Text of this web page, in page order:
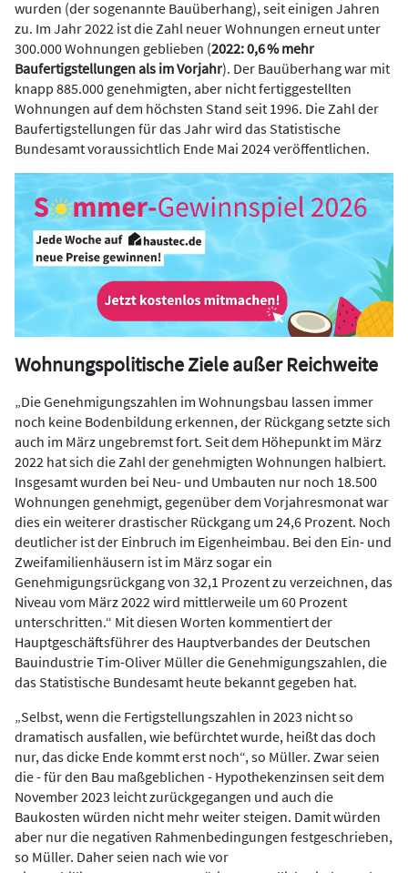
wurden (der sogenannte Bauüberhang), seit einigen Jahren
zu. Im Jahr 2022 ist die Zahl neuer Wohnungen erneut unter
300.000 Wohnungen geblieben (2022: 0,6 % mehr
Baufertigstellungen als im Vorjahr). Der Bauüberhang war mit
knapp 885.000 genehmigten, aber nicht fertiggestellten
Wohnungen auf dem höchsten Stand seit 1996. Die Zahl der
Baufertigstellungen für das Jahr wird das Statistische
Bundesamt voraussichtlich Ende Mai 2024 veröffentlichen.
Wohnungspolitische Ziele außer Reichweite
„Die Genehmigungszahlen im Wohnungsbau lassen immer
noch keine Bodenbildung erkennen, der Rückgang setzte sich
auch im März ungebremst fort. Seit dem Höhepunkt im März
2022 hat sich die Zahl der genehmigten Wohnungen halbiert.
Insgesamt wurden bei Neu- und Umbauten nur noch 18.500
Wohnungen genehmigt, gegenüber dem Vorjahresmonat war
dies ein weiterer drastischer Rückgang um 24,6 Prozent. Noch
deutlicher ist der Einbruch im Eigenheimbau. Bei den Ein- und
Zweifamilienhäusern ist im März sogar ein
Genehmigungsrückgang von 32,1 Prozent zu verzeichnen, das
Niveau vom März 2022 wird mittlerweile um 60 Prozent
unterschritten.“ Mit diesen Worten kommentiert der
Hauptgeschäftsführer des Hauptverbandes der Deutschen
Bauindustrie Tim-Oliver Müller die Genehmigungszahlen, die
das Statistische Bundesamt heute bekannt gegeben hat.
„Selbst, wenn die Fertigstellungszahlen in 2023 nicht so
dramatisch ausfallen, wie befürchtet wurde, heißt das doch
nur, das dicke Ende kommt erst noch“, so Müller. Zwar seien
die - für den Bau maßgeblichen - Hypothekenzinsen seit dem
November 2023 leicht zurückgegangen und auch die
Baukosten würden nicht mehr weiter steigen. Damit würden
aber nur die negativen Rahmenbedingungen festgeschrieben,
so Müller. Daher seien nach wie vor